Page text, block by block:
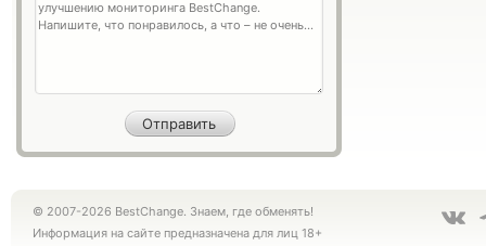
© 2007-2026 BestChange. Знаем, где обменять!
Информация на сайте предназначена для лиц 18+